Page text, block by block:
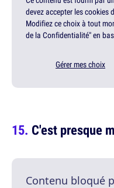
devez accepter les cookies
Modifiez ce choix à tout
de la Confidentialité" en
Gérer mes choix
C'est presque
Contenu bloqué